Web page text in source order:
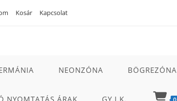
Kosár Kapcsolat
NEONZÓNA BÖGREZÓNA
NYOMTATÁS ÁRAK GY.I.K.